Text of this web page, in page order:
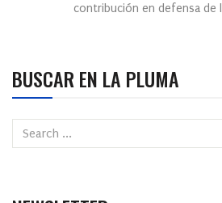
contribución en defensa de
BUSCAR EN LA PLUMA